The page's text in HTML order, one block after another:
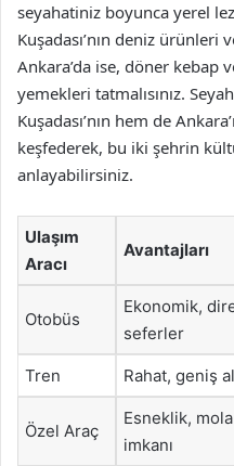
seyahatiniz boyunca yerel
Kuşadası’nın deniz ürünleri
Ankara’da ise, döner kebap
yemekleri tatmalısınız.
Kuşadası’nın hem de
keşfederek, bu iki şehrin
anlayabilirsiniz.
Ulaşım
Aracı
Avantajları
Otobüs
Ekonomik,
seferler
Tren Rahat, geniş
Özel Araç
Esneklik,
imkanı